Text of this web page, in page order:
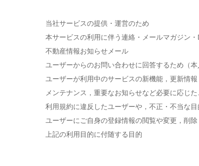
当社サービスの提供・運営のため
本サービスの利用に伴う連絡・メールマガジン
不動産情報お知らせメール
ユーザーからのお問い合わせに回答するため（本
ユーザーが利用中のサービスの新機能，更新情
メンテナンス，重要なお知らせなど必要に応じ
利用規約に違反したユーザーや，不正・不当な
ユーザーにご自身の登録情報の閲覧や変更，削
上記の利用目的に付随する目的